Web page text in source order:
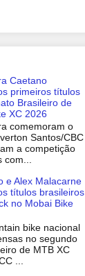
Caetano
primeiros títulos
Brasileiro de
XC 2026
comemoram o
Santos/CBC
a competição
com...
e Alex Malacarne
títulos brasileiros
no Mobai Bike
bike nacional
no segundo
de MTB XC
...